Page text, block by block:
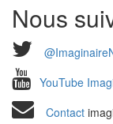
Nous
YouTube
Contact